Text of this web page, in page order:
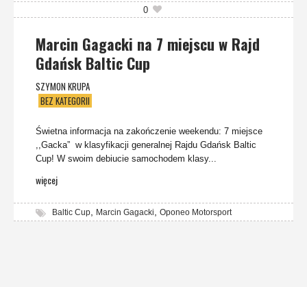
0
Marcin Gagacki na 7 miejscu w Rajd
Gdańsk Baltic Cup
SZYMON KRUPA
BEZ KATEGORII
Świetna informacja na zakończenie weekendu: 7 miejsce
,,Gacka” w klasyfikacji generalnej Rajdu Gdańsk Baltic
Cup! W swoim debiucie samochodem klasy...
więcej
Baltic Cup, Marcin Gagacki, Oponeo Motorsport